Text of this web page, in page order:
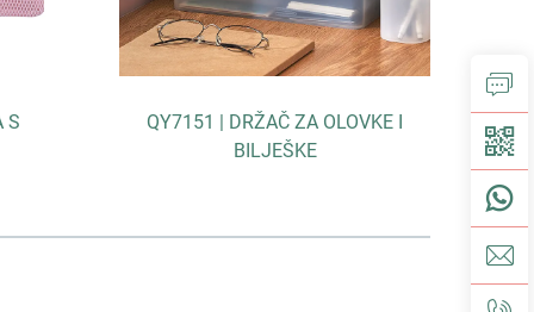
S
QY7151 | DRŽAČ ZA OLOVKE I
BILJEŠKE